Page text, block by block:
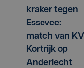
kraker tegen
Essevee:
match van KV
Kortrijk op
Anderlecht